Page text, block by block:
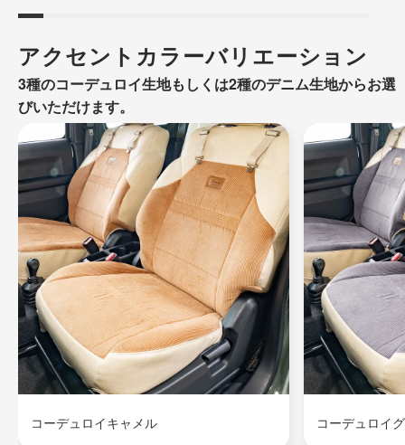
アクセントカラーバリエーション
3種のコーデュロイ生地もしくは2種のデニム生地からお選
びいただけます。
コーデュロイキャメル コーデュロイ